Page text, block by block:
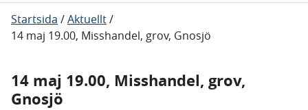
Startsida /Aktuellt/
14 maj 19.00, Misshandel, grov, Gnosjö
14 maj 19.00, Misshandel, grov,
Gnosjö